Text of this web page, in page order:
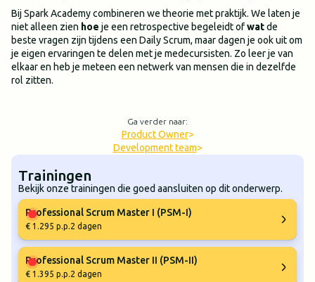
Bij Spark Academy combineren we theorie met praktijk. We laten je
niet alleen zien hoe je een retrospective begeleidt ofwatde
beste vragen zijn tijdens een Daily Scrum, maar dagen je ook uit om
je eigen ervaringen te delen met je medecursisten. Zo leer je van
elkaar en heb je meteen een netwerk van mensen die in dezelfde
rol zitten.
Ga verder naar:
Product Owner>
Development team>
Trainingen
Bekijk onze trainingen die goed aansluiten op dit onderwerp.
Professional Scrum Master I (PSM-I)
€ 1.295 p.p.2 dagen
Professional Scrum Master II (PSM-II)
€ 1.395 p.p.2 dagen